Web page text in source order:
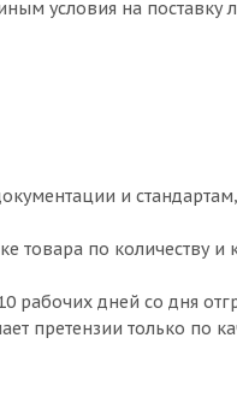
условия на поставку
и
по количеству и
рабочих дней со дня
претензии только по